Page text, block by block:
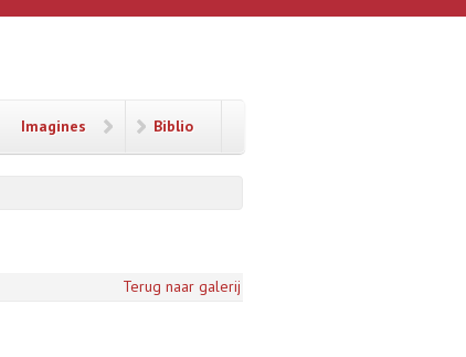
Imagines Biblio
Terug naar galerij